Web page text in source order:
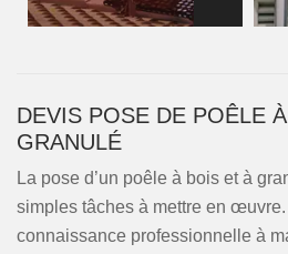
DEVIS POSE DE POÊLE
GRANULÉ
La pose d’un poêle à bois et à
simples tâches à mettre en œuvre.
connaissance professionnelle à